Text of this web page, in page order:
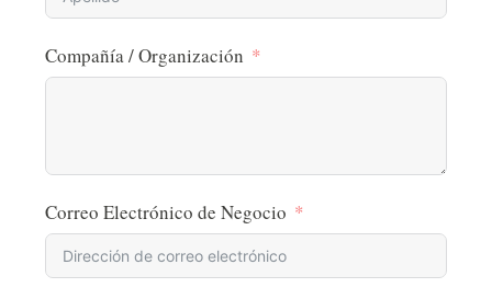
Compañía / Organización
Correo Electrónico de Negocio